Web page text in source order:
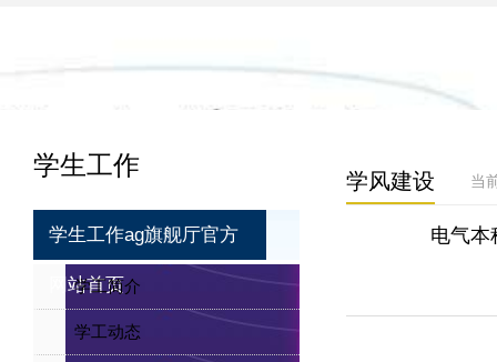
学生工作
学生工作ag旗舰厅官方
网站首页
学工简介
学工动态
学风建设 当
电气本